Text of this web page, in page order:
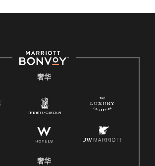
奢华
奢华